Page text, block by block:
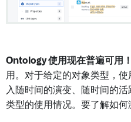
Ontology 使用现在普遍可用！
用。对于给定的对象类型，
入随时间的演变、随时间的
类型的使用情况。要了解如何